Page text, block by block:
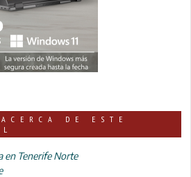
DE ESTE
en Tenerife Norte